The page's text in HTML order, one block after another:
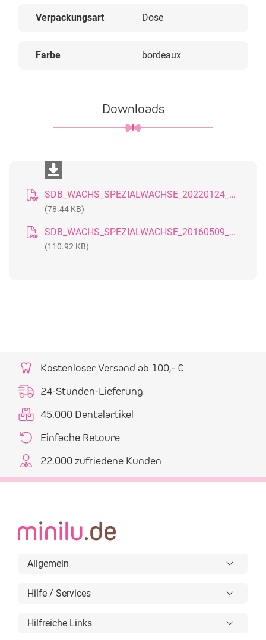
Verpackungsart Dose
Farbe bordeaux
Downloads
SDB_WACHS_SPEZIALWACHSE_20220124_DE
(78.44 KB)
SDB_WACHS_SPEZIALWACHSE_20160509_GB
(110.92 KB)
Kostenloser Versand ab 100,- €
24-Stunden-Lieferung
45.000 Dentalartikel
Einfache Retoure
22.000 zufriedene Kunden
Allgemein
Hilfe / Services
Hilfreiche Links